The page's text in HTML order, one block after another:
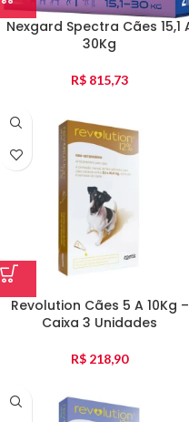
Nexgard Spectra Cães 15,1
30Kg
R$ 815,73
Revolution Cães 5 A 10Kg –
Caixa 3 Unidades
R$ 218,90